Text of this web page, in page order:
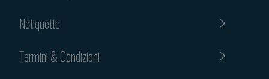
Netiquette
Termini & Condizioni